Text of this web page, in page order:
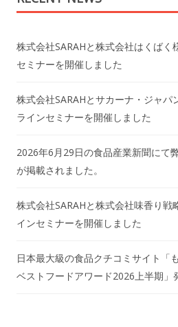
株式会社SARAHと株式会社はくばく
セミナーを開催しました
株式会社SARAHとサカーナ・ジャパ
ラインセミナーを開催しました
2026年6月29日の食品産業新聞にて
が掲載されました。
株式会社SARAHと株式会社味香り戦
インセミナーを開催しました
日本最大級の食品クチコミサイト「
ベストフードアワード2026上半期」